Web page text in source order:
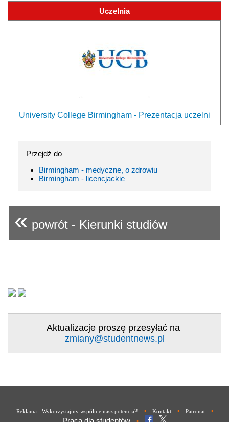
Uczelnia
University College Birmingham - Prezentacja uczelni
Przejdź do
Birmingham - medyczne, o zdrowiu
Birmingham - licencjackie
« powrót - Kierunki studiów
Aktualizacje proszę przesyłać na
zmiany@studentnews.pl
Reklama - Wykorzystajmy wspólnie nasz potencjał! • Kontakt • Patronat •